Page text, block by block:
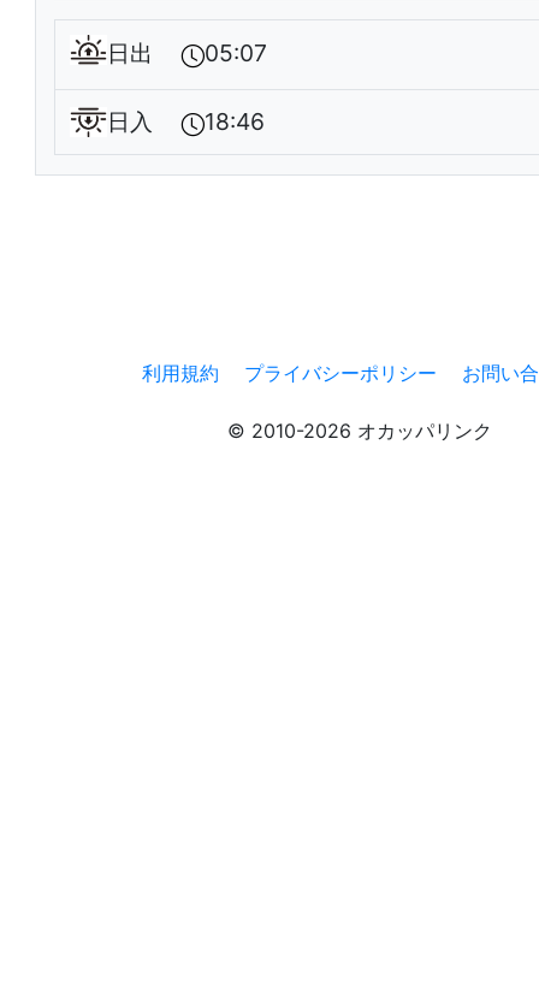
日出 05:07
日入 18:46
利用規約 プライバシーポリシー お問い
© 2010-2026 オカッパリンク